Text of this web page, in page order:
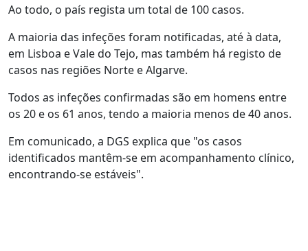
Ao todo, o país regista um total de 100 casos.
A maioria das infeções foram notificadas, até à data,
em Lisboa e Vale do Tejo, mas também há registo de
casos nas regiões Norte e Algarve.
Todos as infeções confirmadas são em homens entre
os 20 e os 61 anos, tendo a maioria menos de 40 anos.
Em comunicado, a DGS explica que "os casos
identificados mantêm-se em acompanhamento clínico,
encontrando-se estáveis".